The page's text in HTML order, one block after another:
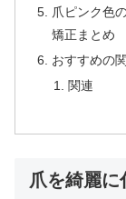
爪ピンク色
矯正まとめ
おすすめの
関連
爪を綺麗に